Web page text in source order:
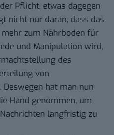
Pflicht, etwas dagegen
nicht nur daran, dass das
zum Nährboden für
und Manipulation wird,
des
von
hat man nun
Hand genommen, um
langfristig zu